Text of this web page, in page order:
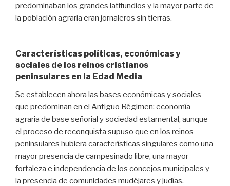
predominaban los grandes latifundios y la mayor parte de
la población agraria eran jornaleros sin tierras.
Características políticas, económicas y
sociales de los reinos cristianos
peninsulares en la Edad Media
Se establecen ahora las bases económicas y sociales
que predominan en el Antiguo Régimen: economía
agraria de base señorial y sociedad estamental, aunque
el proceso de reconquista supuso que en los reinos
peninsulares hubiera características singulares como una
mayor presencia de campesinado libre, una mayor
fortaleza e independencia de los concejos municipales y
la presencia de comunidades mudéjares y judías.